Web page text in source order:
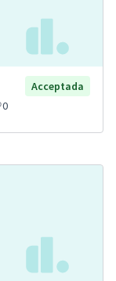
Acceptada
0